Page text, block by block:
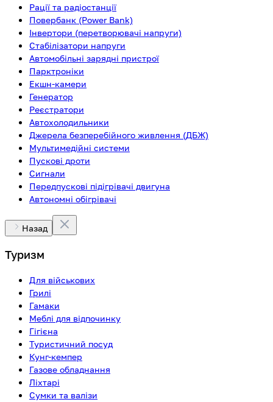
Рації та радіостанції
Повербанк (Power Bank)
Інвертори (перетворювачі напруги)
Стабілізатори напруги
Автомобільні зарядні пристрої
Парктроніки
Екшн-камери
Генератор
Реєстратори
Автохолодильники
Джерела безперебійного живлення (ДБЖ)
Мультимедійні системи
Пускові дроти
Сигнали
Передпускові підігрівачі двигуна
Автономні обігрівачі
Назад
Туризм
Для військових
Грилі
Гамаки
Меблі для відпочинку
Гігієна
Туристичний посуд
Кунг-кемпер
Газове обладнання
Ліхтарі
Сумки та валізи